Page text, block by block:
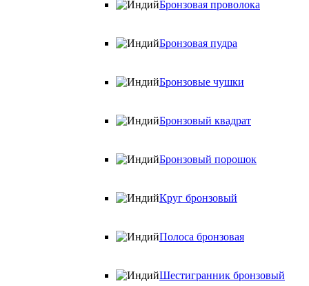
Бронзовая проволока
Бронзовая пудра
Бронзовые чушки
Бронзовый квадрат
Бронзовый порошок
Круг бронзовый
Полоса бронзовая
Шестигранник бронзовый